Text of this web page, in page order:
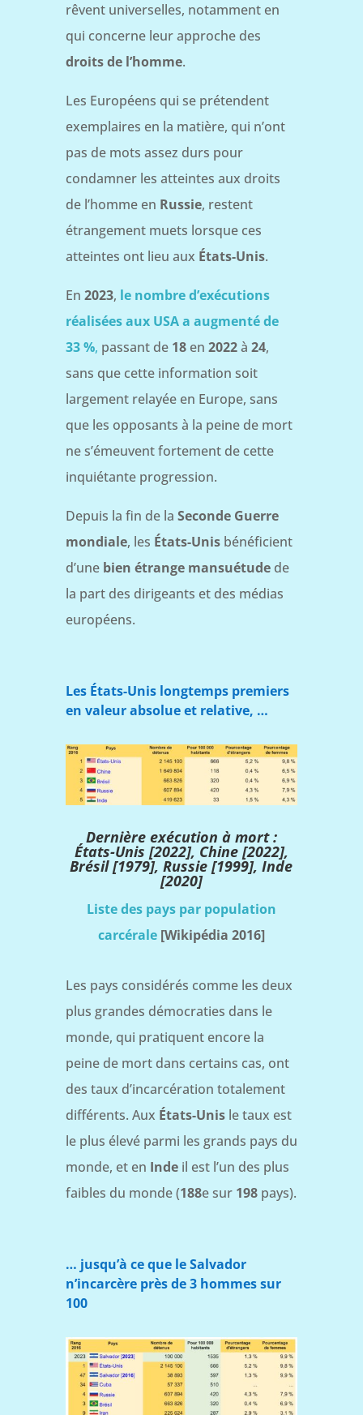
rêvent universelles, notamment en
qui concerne leur approche des
droits de l’homme.
Les Européens qui se prétendent
exemplaires en la matière, qui n’ont
pas de mots assez durs pour
condamner les atteintes aux droits
de l’homme en Russie, restent
étrangement muets lorsque ces
atteintes ont lieu aux États-Unis.
En 2023, le nombre d’exécutions
réalisées aux USA a augmenté de
33 %, passant de 18 en 2022à 24,
sans que cette information soit
largement relayée en Europe, sans
que les opposants à la peine de mort
ne s’émeuvent fortement de cette
inquiétante progression.
Depuis la fin de la Seconde Guerre
mondiale, les États-Unisbénéficient
d’une bien étrange mansuétudede
la part des dirigeants et des médias
européens.
Les États-Unis longtemps premiers
en valeur absolue et relative, …
Dernière exécution à mort :
États-Unis [2022], Chine [2022],
Brésil [1979], Russie [1999],Inde
[2020]
Liste des pays par population
carcérale [Wikipédia 2016]
Les pays considérés comme les deux
plus grandes démocraties dans le
monde, qui pratiquent encore la
peine de mort dans certains cas, ont
des taux d’incarcération totalement
différents. Aux États-Unisle taux est
le plus élevé parmi les grands pays du
monde, et en Inde il est l’un des plus
faibles du monde (188e sur 198pays).
… jusqu’à ce que le Salvador
n’incarcère près de 3 hommes sur
100